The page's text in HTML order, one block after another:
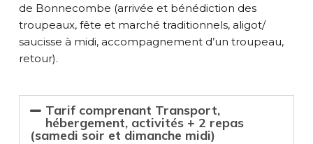
de Bonnecombe (arrivée et bénédiction des
troupeaux, fête et marché traditionnels, aligot/
saucisse à midi, accompagnement d’un troupeau,
retour).
Tarif comprenant Transport,
hébergement, activités + 2 repas
(samedi soir et dimanche midi)